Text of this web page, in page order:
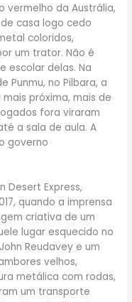
vermelho da Austrália,
casa logo cedo
coloridos,
um trator. Não é
escolar delas. Na
Punmu, no Pilbara, a
próxima, mais de
fora viraram
a sala de aula. A
governo
Desert Express,
quando a imprensa
criativa de um
lugar esquecido no
Reudavey e um
velhos,
metálica com rodas,
um transporte